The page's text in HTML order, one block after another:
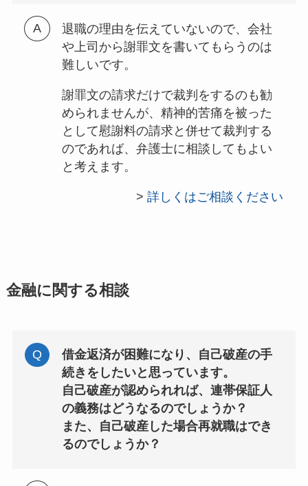
退職の理由を伝えていないので、会社
や上司から謝罪文を書いてもらうのは
難しいです。
謝罪文の請求だけで裁判をするのも勧
められませんが、精神的苦痛を被った
として慰謝料の請求と併せて裁判する
のであれば、弁護士に相談してもよい
と考えます。
>詳しくはご相談ください
金融に関する相談
借金返済が困難になり、自己破産の手
続きをしたいと思っています。
自己破産が認められれば、連帯保証人
の義務はどうなるのでしょうか？
また、自己破産した場合再就職はでき
るのでしょうか？